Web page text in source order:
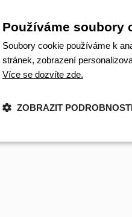
Používáme soubory
Soubory cookie používáme k
stránek, zobrazení
Více se dozvíte zde.
ZOBRAZIT
Nezbytně nutné